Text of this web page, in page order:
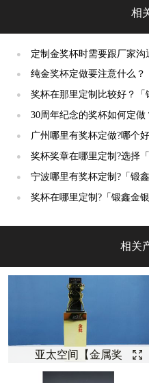
相
●
定制金奖杯时需要跟厂家沟
鑫金银」这么说
●
纯金奖杯定做要注意什么？
样回答的
●
奖杯在那里定制比较好？「
是这样
●
30周年纪念的奖杯如何定做
吗？
●
广州哪里有奖杯定做?哪个
样说
●
奖杯奖章在哪里定制?选择
价值高
●
宁波哪里有奖杯定制?「锻
制比较好？
●
奖杯在哪里定制?「锻鑫金
相关
亚太空间【金属奖
杯定制】